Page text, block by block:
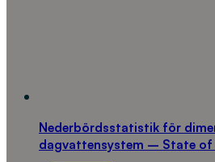
Nederbördsstatistik för
dagvattensystem – State of